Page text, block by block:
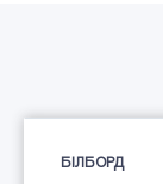
БІЛБОРД